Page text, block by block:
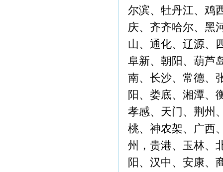
尔滨、牡丹江、鸡
庆、齐齐哈尔、黑
山、通化、辽源、
阜新、朝阳、葫芦
南、长沙、常德、
阳、娄底、湘潭、
孝感、天门、荆州
桃、神农架、广西
州，贵港、玉林、
阳、汉中、安康、